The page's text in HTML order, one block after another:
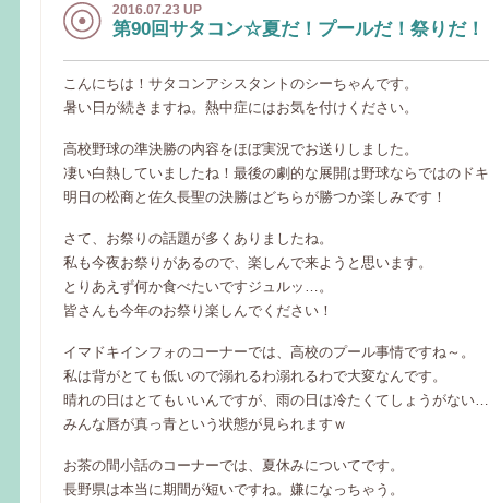
2016.07.23 UP
第90回サタコン☆夏だ！プールだ！祭りだ！
こんにちは！サタコンアシスタントのシーちゃんです。
暑い日が続きますね。熱中症にはお気を付けください。
高校野球の準決勝の内容をほぼ実況でお送りしました。
凄い白熱していましたね！最後の劇的な展開は野球ならではのド
明日の松商と佐久長聖の決勝はどちらが勝つか楽しみです！
さて、お祭りの話題が多くありましたね。
私も今夜お祭りがあるので、楽しんで来ようと思います。
とりあえず何か食べたいですジュルッ…。
皆さんも今年のお祭り楽しんでください！
イマドキインフォのコーナーでは、高校のプール事情ですね～。
私は背がとても低いので溺れるわ溺れるわで大変なんです。
晴れの日はとてもいいんですが、雨の日は冷たくてしょうがない
みんな唇が真っ青という状態が見られますｗ
お茶の間小話のコーナーでは、夏休みについてです。
長野県は本当に期間が短いですね。嫌になっちゃう。